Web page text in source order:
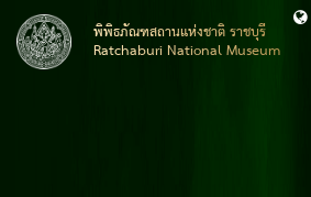
พิพิธภัณฑสถานแห่งชาติ ราชบุรี
Ratchaburi National Museum